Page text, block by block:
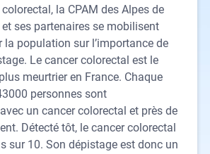
la CPAM des Alpes de
ses partenaires se mobilisent
la population sur l’importance de
Le cancer colorectal est le
meurtrier en France. Chaque
personnes sont
un cancer colorectal et près de
Détecté tôt, le cancer colorectal
sur 10. Son dépistage est donc un